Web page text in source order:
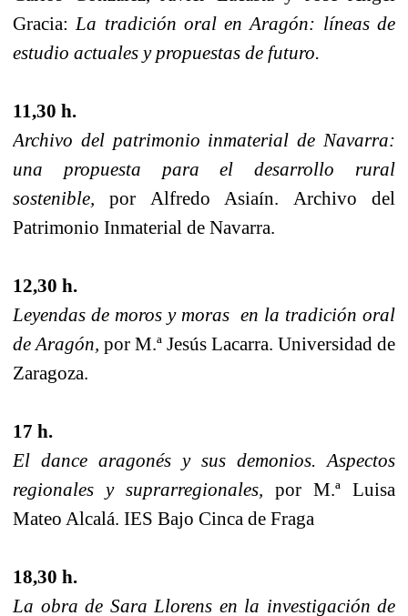
Gracia: La tradición oral en Aragón: líneas de
estudio actuales y propuestas de futuro.
11,30 h.
Archivo del patrimonio inmaterial de Navarra:
una propuesta para el desarrollo rural
sostenible,por Alfredo Asiaín. Archivo del
Patrimonio Inmaterial de Navarra.
12,30 h.
Leyendas de moros y moras en la tradición oral
de Aragón, por M.ª Jesús Lacarra. Universidad de
Zaragoza.
17 h.
El dance aragonés y sus demonios. Aspectos
regionales y suprarregionales, por M.ª Luisa
Mateo Alcalá. IES Bajo Cinca de Fraga
18,30 h.
La obra de Sara Llorens en la investigación de